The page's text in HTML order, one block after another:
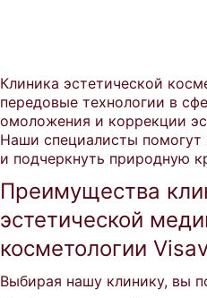
Клиника эстетической
передовые технологии в
омоложения и коррекции
Наши специалисты
и подчеркнуть природную
Преимущества
эстетической
косметологии
Выбирая нашу клинику, вы